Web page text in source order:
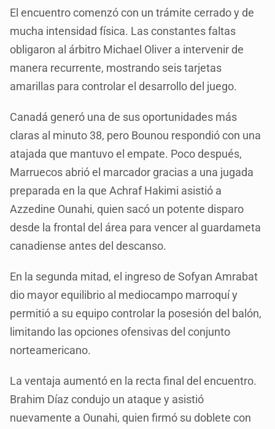
El encuentro comenzó con un trámite cerrado y de
mucha intensidad física. Las constantes faltas
obligaron al árbitro Michael Oliver a intervenir de
manera recurrente, mostrando seis tarjetas
amarillas para controlar el desarrollo del juego.
Canadá generó una de sus oportunidades más
claras al minuto 38, pero Bounou respondió con una
atajada que mantuvo el empate. Poco después,
Marruecos abrió el marcador gracias a una jugada
preparada en la que Achraf Hakimi asistió a
Azzedine Ounahi, quien sacó un potente disparo
desde la frontal del área para vencer al guardameta
canadiense antes del descanso.
En la segunda mitad, el ingreso de Sofyan Amrabat
dio mayor equilibrio al mediocampo marroquí y
permitió a su equipo controlar la posesión del balón,
limitando las opciones ofensivas del conjunto
norteamericano.
La ventaja aumentó en la recta final del encuentro.
Brahim Díaz condujo un ataque y asistió
nuevamente a Ounahi, quien firmó su doblete con